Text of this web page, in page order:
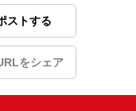
ストする
をシェア